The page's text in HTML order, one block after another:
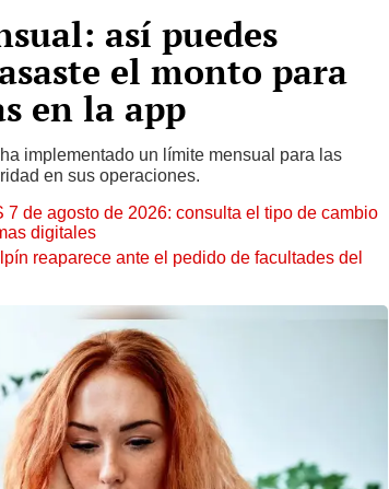
así puedes
el monto para
en la app
implementado un límite mensual para las
en sus operaciones.
de agosto de 2026: consulta el tipo de cambio
digitales
reaparece ante el pedido de facultades del